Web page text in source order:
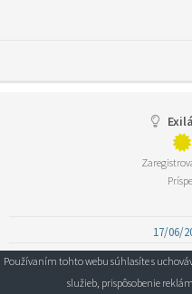
17/06/
ja som sa tiez prestahovala
rozvedena a veru
Používaním tohto webu súhlasíte s
služieb, prispôsobenie